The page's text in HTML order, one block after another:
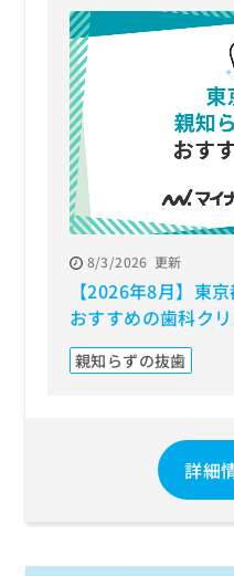
8/3/2026 更新
【2026年8月】東
おすすめの歯科ク
親知らずの抜歯
詳細